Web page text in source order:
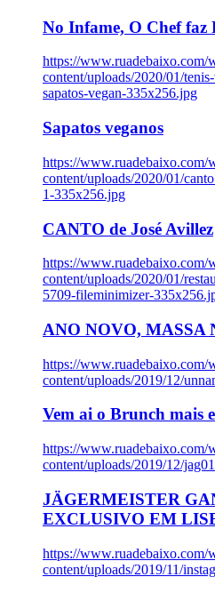
No Infame, O Chef faz
https://www.ruadebaixo.com/
content/uploads/2020/01/
sapatos-vegan-335x256.jpg
Sapatos veganos
https://www.ruadebaixo.com/
content/uploads/2020/01/
1-335x256.jpg
CANTO de José Avillez
https://www.ruadebaixo.com/
content/uploads/2020/01/
5709-fileminimizer-
ANO NOVO, MASSA
https://www.ruadebaixo.com/
content/uploads/2019/12/
Vem ai o Brunch mais
https://www.ruadebaixo.com/
content/uploads/2019/12/
JÄGERMEISTER
EXCLUSIVO EM
https://www.ruadebaixo.com/
content/uploads/2019/11/